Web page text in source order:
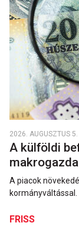
2026. AUGUSZTUS 5.
A külföldi
A piacok
kormányváltással.
FRISS